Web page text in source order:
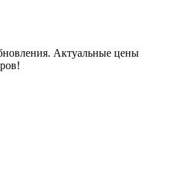
Актуальные цены